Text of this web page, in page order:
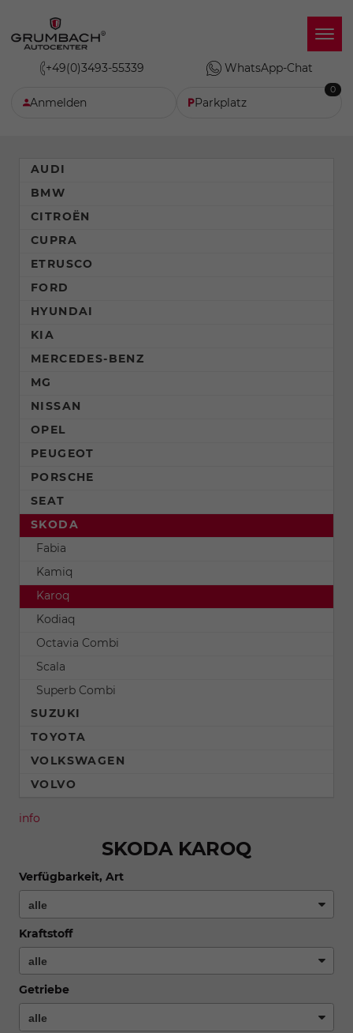
+49(0)3493-55339 WhatsApp-Chat
Anmelden Parkplatz
0
info
SKODA KAROQ
Verfügbarkeit, Art
Kraftstoff
Getriebe
AUDI
BMW
CITROËN
CUPRA
ETRUSCO
FORD
HYUNDAI
KIA
MERCEDES-BENZ
MG
NISSAN
OPEL
PEUGEOT
PORSCHE
SEAT
SKODA
Fabia
Kamiq
Karoq
Kodiaq
Octavia Combi
Scala
Superb Combi
SUZUKI
TOYOTA
VOLKSWAGEN
VOLVO